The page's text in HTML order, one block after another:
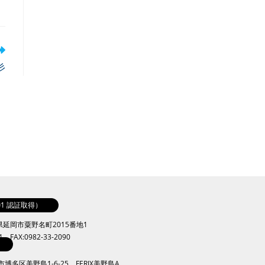
認証取得）
岡市粟野名町2015番地1
FAX:0982-33-2090